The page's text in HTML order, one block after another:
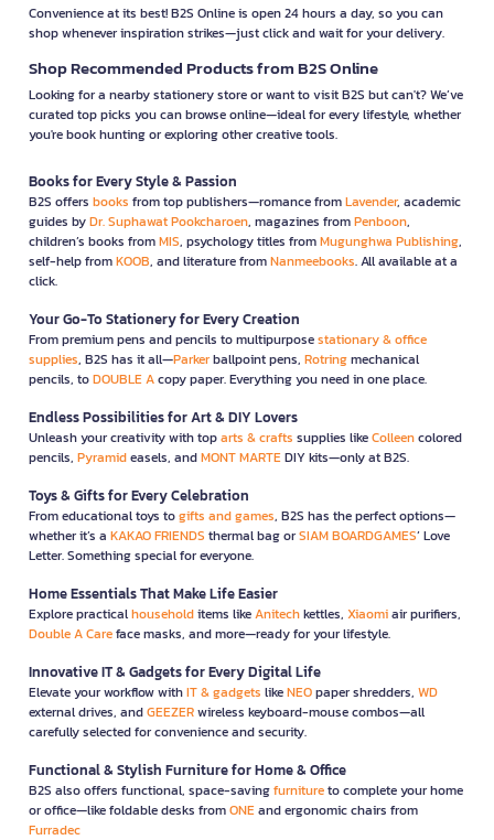
Convenience at its best! B2S Online is open 24 hours a day, so you can
shop whenever inspiration strikes—just click and wait for your delivery.
Shop Recommended Products from B2S Online
Looking for a nearby stationery store or want to visit B2S but can't? We’ve
curated top picks you can browse online—ideal for every lifestyle, whether
you're book hunting or exploring other creative tools.
Books for Every Style & Passion
B2S offers books from top publishers—romance fromLavender, academic
guides byDr. Suphawat Pookcharoen, magazines fromPenboon,
children’s books fromMIS, psychology titles fromMugunghwa Publishing,
self-help fromKOOB, and literature fromNanmeebooks. All available at a
click.
Your Go-To Stationery for Every Creation
From premium pens and pencils to multipurposestationary & office
supplies, B2S has it all—Parkerballpoint pens, Rotringmechanical
pencils, toDOUBLE Acopy paper. Everything you need in one place.
Endless Possibilities for Art & DIY Lovers
Unleash your creativity with toparts & crafts supplies likeColleencolored
pencils, Pyramideasels, andMONT MARTEDIY kits—only at B2S.
Toys & Gifts for Every Celebration
From educational toys togifts and games, B2S has the perfect options—
whether it’s a KAKAO FRIENDS thermal bag orSIAM BOARDGAMES’ Love
Letter. Something special for everyone.
Home Essentials That Make Life Easier
Explore practicalhouseholditems likeAnitechkettles, Xiaomiair purifiers,
Double A Careface masks, and more—ready for your lifestyle.
Innovative IT & Gadgets for Every Digital Life
Elevate your workflow withIT & gadgets likeNEOpaper shredders, WD
external drives, andGEEZERwireless keyboard-mouse combos—all
carefully selected for convenience and security.
Functional & Stylish Furniture for Home & Office
B2S also offers functional, space-savingfurnitureto complete your home
or office—like foldable desks fromONEand ergonomic chairs from
Furradec